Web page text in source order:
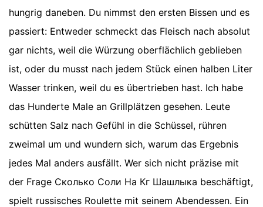
hungrig daneben. Du nimmst den ersten Bissen und es
passiert: Entweder schmeckt das Fleisch nach absolut
gar nichts, weil die Würzung oberflächlich geblieben
ist, oder du musst nach jedem Stück einen halben Liter
Wasser trinken, weil du es übertrieben hast. Ich habe
das Hunderte Male an Grillplätzen gesehen. Leute
schütten Salz nach Gefühl in die Schüssel, rühren
zweimal um und wundern sich, warum das Ergebnis
jedes Mal anders ausfällt. Wer sich nicht präzise mit
der Frage Сколько Соли На Кг Шашлыка beschäftigt,
spielt russisches Roulette mit seinem Abendessen. Ein